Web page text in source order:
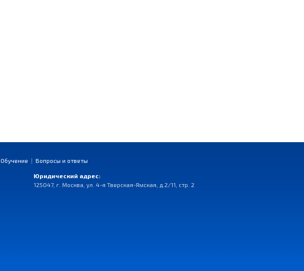
Обучение | Вопросы и ответы
Юридический адрес:
125047, г. Москва, ул. 4-я Тверская-Ямская, д.2/11, стр. 2